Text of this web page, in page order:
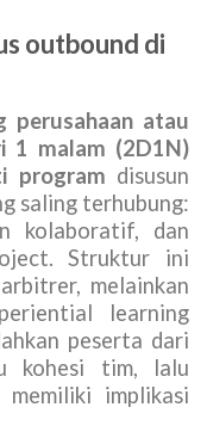
outbound di
perusahaan atau
1 malam (2D1N)
program disusun
saling terhubung:
kolaboratif, dan
Struktur ini
melainkan
learning
peserta dari
kohesi tim, lalu
implikasi